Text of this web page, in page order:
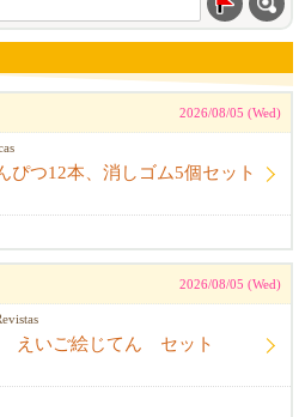
2026/08/05 (Wed)
ぴつ12本、消しゴム5個セット
2026/08/05 (Wed)
えいご絵じてん セット